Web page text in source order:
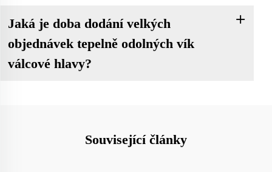
Jaká je doba dodání velkých
objednávek tepelně odolných vík
válcové hlavy?
Související články